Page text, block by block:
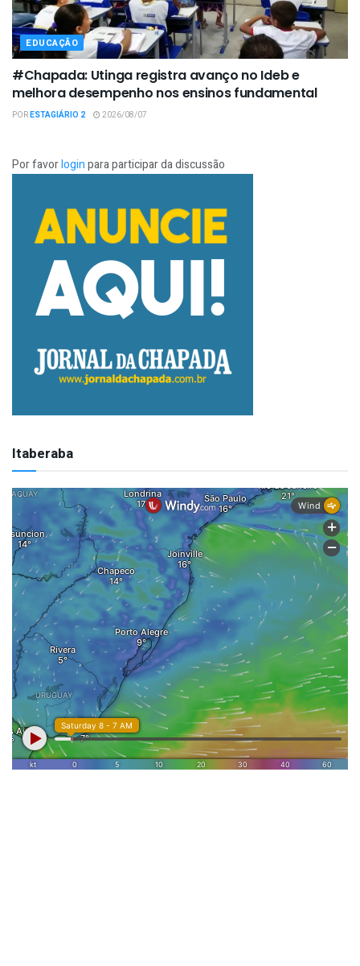
EDUCAÇÃO
#Chapada: Utinga registra avanço no Ideb e
melhora desempenho nos ensinos fundamental
PORESTAGIÁRIO 2 2026/08/07
Por favorloginpara participar da discussão
Itaberaba